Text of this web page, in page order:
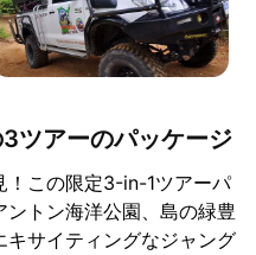
ツアーのパッケージ
！この限定3-in-1ツアーパ
トン海洋公園、島の緑豊
サイティングなジャング